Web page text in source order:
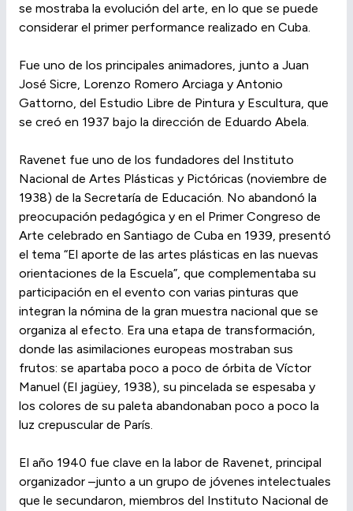
se mostraba la evolución del arte, en lo que se puede
considerar el primer performance realizado en Cuba.
Fue uno de los principales animadores, junto a Juan
José Sicre, Lorenzo Romero Arciaga y Antonio
Gattorno, del Estudio Libre de Pintura y Escultura, que
se creó en 1937 bajo la dirección de Eduardo Abela.
Ravenet fue uno de los fundadores del Instituto
Nacional de Artes Plásticas y Pictóricas (noviembre de
1938) de la Secretaría de Educación. No abandonó la
preocupación pedagógica y en el Primer Congreso de
Arte celebrado en Santiago de Cuba en 1939, presentó
el tema “El aporte de las artes plásticas en las nuevas
orientaciones de la Escuela”, que complementaba su
participación en el evento con varias pinturas que
integran la nómina de la gran muestra nacional que se
organiza al efecto. Era una etapa de transformación,
donde las asimilaciones europeas mostraban sus
frutos: se apartaba poco a poco de órbita de Víctor
Manuel (El jagüey, 1938), su pincelada se espesaba y
los colores de su paleta abandonaban poco a poco la
luz crepuscular de París.
El año 1940 fue clave en la labor de Ravenet, principal
organizador –junto a un grupo de jóvenes intelectuales
que le secundaron, miembros del Instituto Nacional de